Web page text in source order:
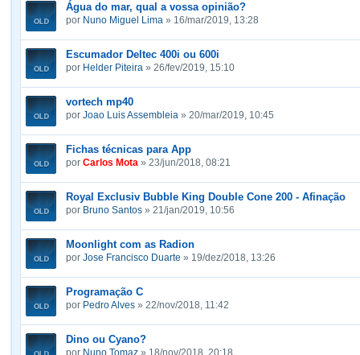
Água do mar, qual a vossa opinião?
por Nuno Miguel Lima » 16/mar/2019, 13:28
Escumador Deltec 400i ou 600i
por Helder Piteira » 26/fev/2019, 15:10
vortech mp40
por Joao Luis Assembleia » 20/mar/2019, 10:45
Fichas técnicas para App
por Carlos Mota » 23/jun/2018, 08:21
Royal Exclusiv Bubble King Double Cone 200 - Afinação
por Bruno Santos » 21/jan/2019, 10:56
Moonlight com as Radion
por Jose Francisco Duarte » 19/dez/2018, 13:26
Programação C
por Pedro Alves » 22/nov/2018, 11:42
Dino ou Cyano?
por Nuno Tomaz » 18/nov/2018, 20:18